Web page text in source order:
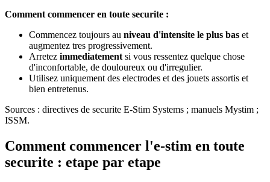
Comment commencer en toute securite :
Commencez toujours au niveau d'intensite le plus bas et
augmentez tres progressivement.
Arretez immediatement si vous ressentez quelque chose
d'inconfortable, de douloureux ou d'irregulier.
Utilisez uniquement des electrodes et des jouets assortis et
bien entretenus.
Sources : directives de securite E-Stim Systems ; manuels Mystim ;
ISSM.
Comment commencer l'e-stim en toute
securite : etape par etape